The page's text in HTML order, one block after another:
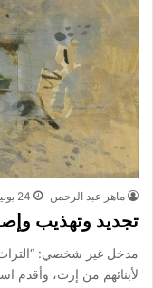
ماهر عبد الرحمن 24 يونيو، 2021
تجديد وتهذيب
مدخل غير شخصي: “التراث”
لأبنائهم من إرث، وأقدم